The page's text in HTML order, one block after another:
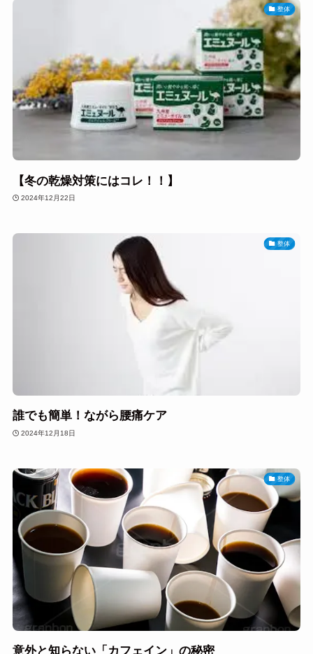
整体
【冬の乾燥対策にはコレ！！】
2024年12月22日
整体
誰でも簡単！ながら腰痛ケア
2024年12月18日
整体
意外と知らない「カフェイン」の秘密